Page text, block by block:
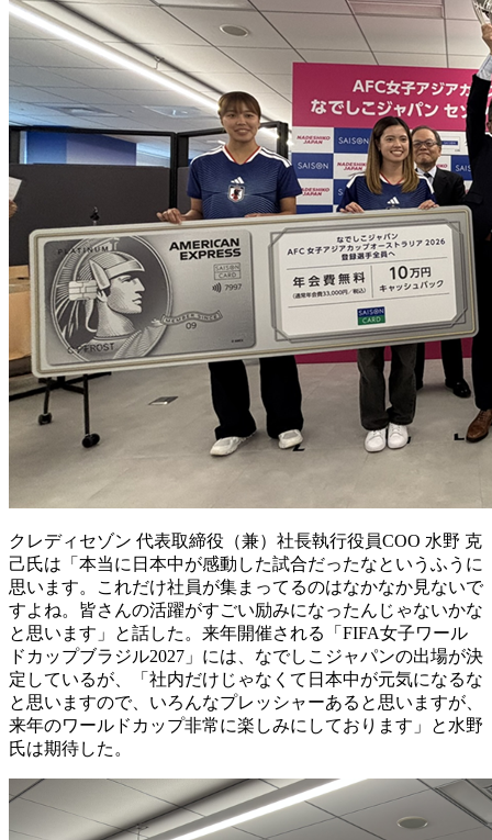
クレディセゾン 代表取締役（兼）社長執行役員COO 水野 克
己氏は「本当に日本中が感動した試合だったなというふうに
思います。これだけ社員が集まってるのはなかなか見ないで
すよね。皆さんの活躍がすごい励みになったんじゃないかな
と思います」と話した。来年開催される「FIFA女子ワール
ドカップブラジル2027」には、なでしこジャパンの出場が決
定しているが、「社内だけじゃなくて日本中が元気になるな
と思いますので、いろんなプレッシャーあると思いますが、
来年のワールドカップ非常に楽しみにしております」と水野
氏は期待した。